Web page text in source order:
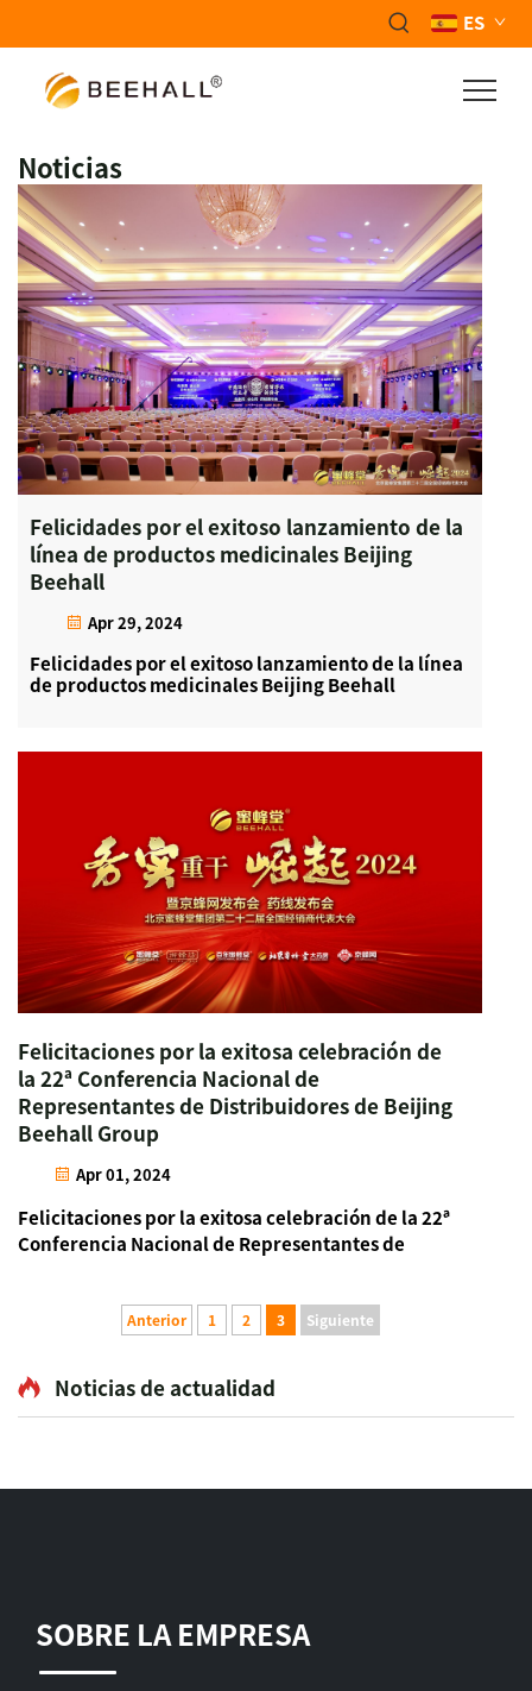
ES
Noticias
Felicidades por el exitoso lanzamiento de la
línea de productos medicinales Beijing
Beehall
Apr 29, 2024
Felicidades por el exitoso lanzamiento de la línea
de productos medicinales Beijing Beehall
Felicitaciones por la exitosa celebración de
la 22ª Conferencia Nacional de
Representantes de Distribuidores de Beijing
Beehall Group
Apr 01, 2024
Felicitaciones por la exitosa celebración de la 22ª
Conferencia Nacional de Representantes de
Anterior 1 2 3 Siguiente
Noticias de actualidad
SOBRE LA EMPRESA